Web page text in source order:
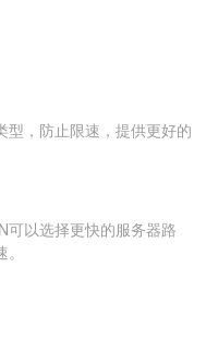
型，防止限速，提供更好的
可以选择更快的服务器路